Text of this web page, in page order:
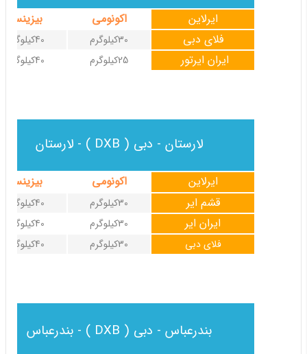
بیزینس اکونومی ایرلاین
40کیلوگرم 30کیلوگرم فلای دبی
40کیلوگرم 25کیلوگرم ایران ایرتور
لارستان - دبی ( DXB ) - لارستان
بیزینس اکونومی ایرلاین
40کیلوگرم 30کیلوگرم قشم ایر
40کیلوگرم 30کیلوگرم ایران ایر
40کیلوگرم 30کیلوگرم فلای دبی
بندرعباس - دبی ( DXB ) - بندرعباس